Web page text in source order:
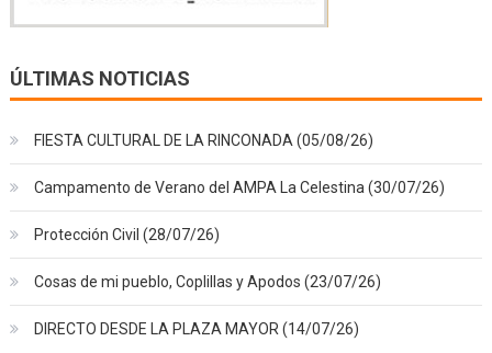
ÚLTIMAS NOTICIAS
FIESTA CULTURAL DE LA RINCONADA (05/08/26)
Campamento de Verano del AMPA La Celestina (30/07/26)
Protección Civil (28/07/26)
Cosas de mi pueblo, Coplillas y Apodos (23/07/26)
DIRECTO DESDE LA PLAZA MAYOR (14/07/26)